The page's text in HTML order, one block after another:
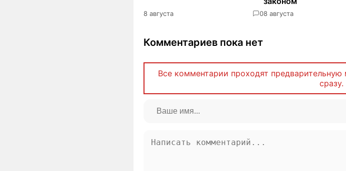
8 августа 08 августа
Комментариев пока нет
Все комментарии проходят
сразу.